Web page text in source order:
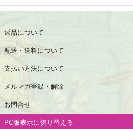
返品について
配送・送料について
支払い方法について
メルマガ登録・解除
お問合せ
PC版表示に切り替える